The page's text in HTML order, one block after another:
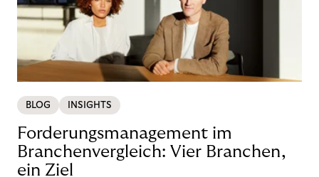
BLOG INSIGHTS
Forderungsmanagement im
Branchenvergleich: Vier Branchen,
ein Ziel